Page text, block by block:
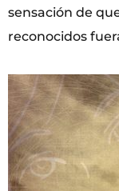
sensación de
reconocidos